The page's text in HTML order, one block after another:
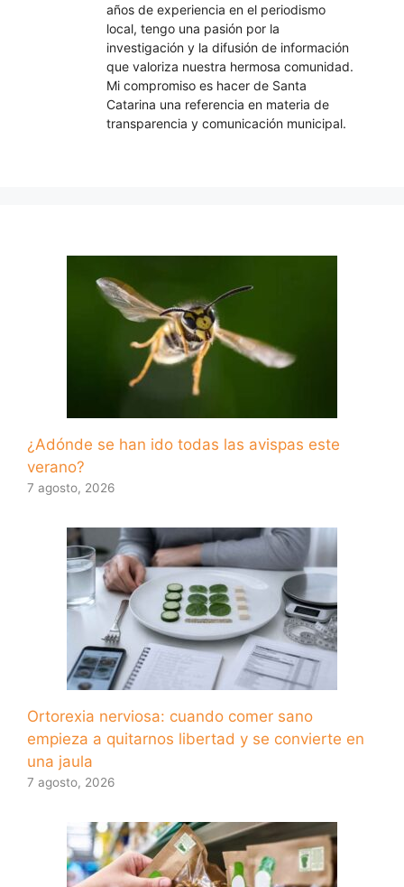
años de experiencia en el periodismo
local, tengo una pasión por la
investigación y la difusión de información
que valoriza nuestra hermosa comunidad.
Mi compromiso es hacer de Santa
Catarina una referencia en materia de
transparencia y comunicación municipal.
¿Adónde se han ido todas las avispas este
verano?
7 agosto, 2026
Ortorexia nerviosa: cuando comer sano
empieza a quitarnos libertad y se convierte en
una jaula
7 agosto, 2026